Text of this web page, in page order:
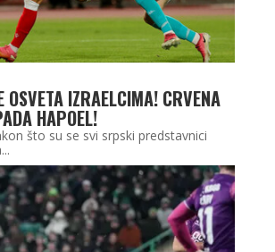
OSVETA IZRAELCIMA! CRVENA
HAPOEL!
što su se svi srpski predstavnici